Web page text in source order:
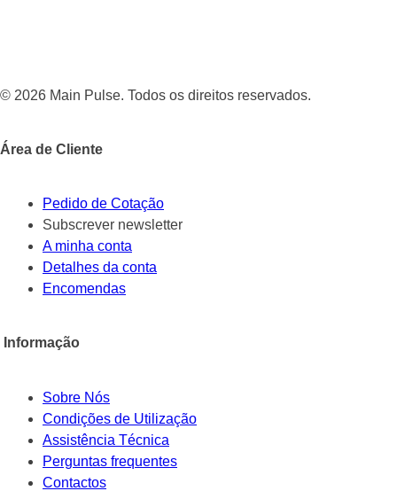
© 2026 Main Pulse. Todos os direitos reservados.
Área de Cliente
Pedido de Cotação
Subscrever newsletter
A minha conta
Detalhes da conta
Encomendas
Informação
Sobre Nós
Condições de Utilização
Assistência Técnica
Perguntas frequentes
Contactos